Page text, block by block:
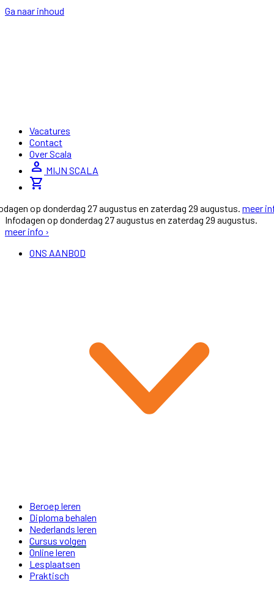
Ga naar inhoud
Vacatures
Contact
Over Scala
person MIJN SCALA
shopping_cart
op donderdag 27 augustus en zaterdag 29 augustus. meer
Infodagen op donderdag 27 augustus en zaterdag 29 augustus.
meer info ›
ONS AANBOD
Beroep leren
Diploma behalen
Nederlands leren
Cursus volgen
Online leren
Lesplaatsen
Praktisch